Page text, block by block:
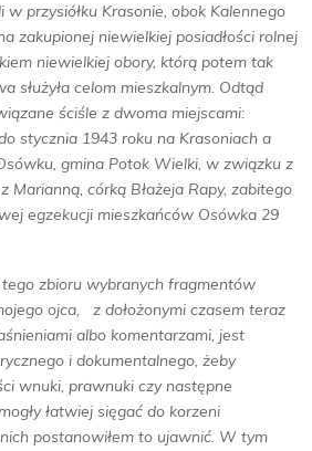
przysiółku Krasonie, obok Kalennego
zakupionej niewielkiej posiadłości rolnej
niewielkiej obory, którą potem tak
służyła celom mieszkalnym. Odtąd
ściśle z dwoma miejscami:
stycznia 1943 roku na Krasoniach a
gmina Potok Wielki, w związku z
Marianną, córką Błażeja Rapy, zabitego
egzekucji mieszkańców Osówka 29
zbioru wybranych fragmentów
ojca, z dołożonymi czasem teraz
albo komentarzami, jest
i dokumentalnego, żeby
wnuki, prawnuki czy następne
łatwiej sięgać do korzeni
postanowiłem to ujawnić. W tym